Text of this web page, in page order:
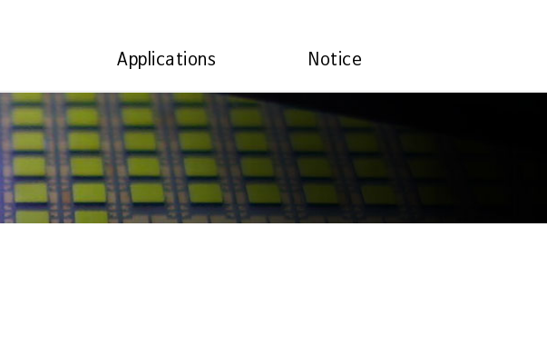
Applications Notice